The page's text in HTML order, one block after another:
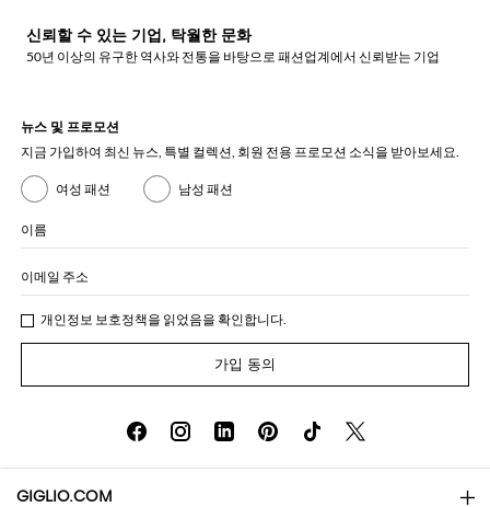
신뢰할 수 있는 기업, 탁월한 문화
50년 이상의 유구한 역사와 전통을 바탕으로 패션업계에서 신뢰받는 기업
뉴스 및 프로모션
지금 가입하여 최신 뉴스, 특별 컬렉션, 회원 전용 프로모션 소식을 받아보세요.
여성 패션 남성 패션
이름
이메일 주소
개인정보 보호정책을 읽었음을 확인합니다.
가입 동의
GIGLIO.COM